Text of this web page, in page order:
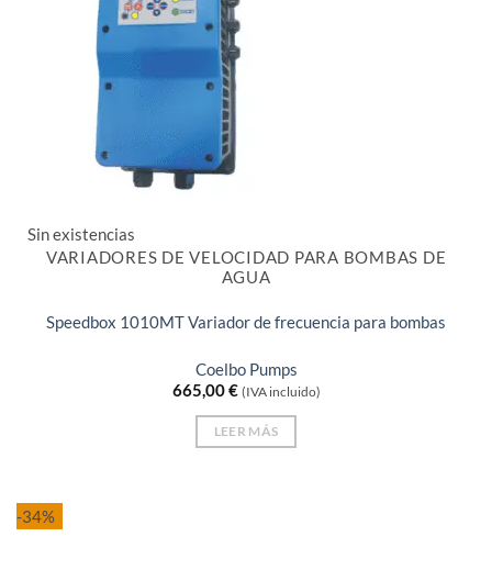
Sin existencias
VARIADORES DE VELOCIDAD PARA BOMBAS DE
AGUA
Speedbox 1010MT Variador de frecuencia para bombas
Coelbo Pumps
665,00€ (IVA incluido)
LEER MÁS
-34%